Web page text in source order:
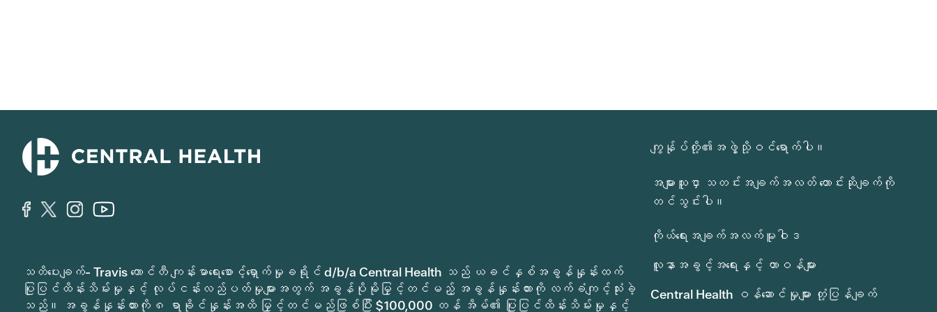
သတိပေးချက်- Travis ကောင်တီ ကျန်းမာရေးစောင့်ရှောက်မှုခရိုင် d/b/a Central Health သည် ယခင်နှစ်အခွန်နှုန်းထက်
ပြုပြင်ထိန်းသိမ်းမှုနှင့် လုပ်ငန်းလည်ပတ်မှုများအတွက် အခွန်ပိုမိုမြှင့်တင်မည့် အခွန်နှုန်းထားကို လက်ခံကျင့်သုံးခဲ့
သည်။ အခွန်နှုန်းထားကို ၈ ရာခိုင်နှုန်းအထိ မြှင့်တင်မည်ဖြစ်ပြီး $100,000 တန် အိမ်၏ ပြုပြင်ထိန်းသိမ်းမှုနှင့်
ကျွန်ုပ်တို့၏အဖွဲ့သို့ဝင်ရောက်ပါ။
အများသူငှာ သတင်းအချက်အလတ် တောင်းဆိုချက်ကို
တင်သွင်းပါ။
ကိုယ်ရေးအချက်အလက်မူဝါဒ
လူနာအခွင့်အရေးနှင့် တာဝန်များ
Central Health ဝန်ဆောင်မှုများ တုံ့ပြန်ချက်